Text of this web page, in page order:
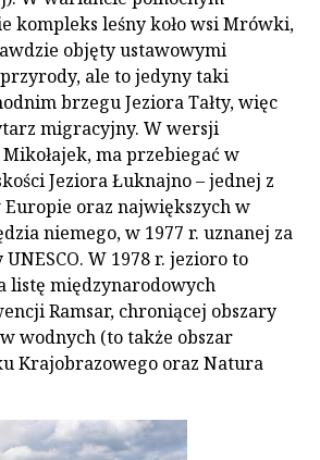
kompleks leśny koło wsi Mrówki,
objęty ustawowymi
ale to jedyny taki
brzegu Jeziora Tałty, więc
migracyjny. W wersji
Mikołajek, ma przebiegać w
Jeziora Łuknajno – jednej z
oraz największych w
niemego, w 1977 r. uznanej za
W 1978 r. jezioro to
listę międzynarodowych
Ramsar, chroniącej obszary
wodnych (to także obszar
Krajobrazowego oraz Natura